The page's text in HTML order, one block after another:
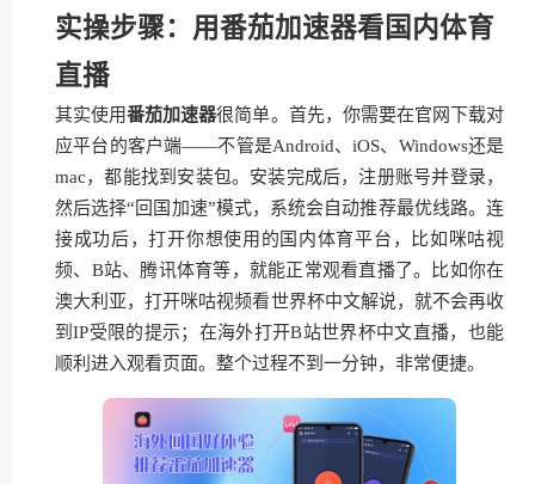
实操步骤：用番茄加速器看国内体育
直播
其实使用番茄加速器很简单。首先，你需要在官网下载对
应平台的客户端——不管是Android、iOS、Windows还是
mac，都能找到安装包。安装完成后，注册账号并登录，
然后选择“回国加速”模式，系统会自动推荐最优线路。连
接成功后，打开你想使用的国内体育平台，比如咪咕视
频、B站、腾讯体育等，就能正常观看直播了。比如你在
澳大利亚，打开咪咕视频看世界杯中文解说，就不会再收
到IP受限的提示；在海外打开B站世界杯中文直播，也能
顺利进入观看页面。整个过程不到一分钟，非常便捷。